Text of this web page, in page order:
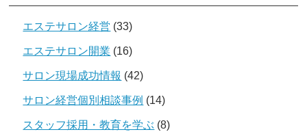
エステサロン経営 (33)
エステサロン開業 (16)
サロン現場成功情報 (42)
サロン経営個別相談事例 (14)
スタッフ採用・教育を学ぶ (8)